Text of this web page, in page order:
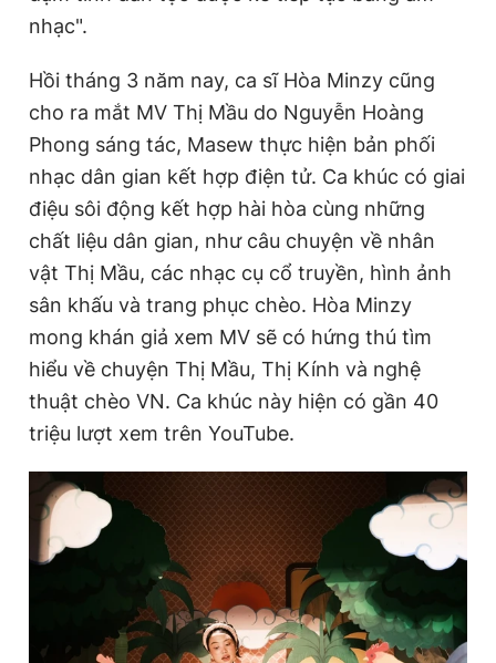
nhạc".
Hồi tháng 3 năm nay, ca sĩ Hòa Minzy cũng
cho ra mắt MV Thị Mầu do Nguyễn Hoàng
Phong sáng tác, Masew thực hiện bản phối
nhạc dân gian kết hợp điện tử. Ca khúc có giai
điệu sôi động kết hợp hài hòa cùng những
chất liệu dân gian, như câu chuyện về nhân
vật Thị Mầu, các nhạc cụ cổ truyền, hình ảnh
sân khấu và trang phục chèo. Hòa Minzy
mong khán giả xem MV sẽ có hứng thú tìm
hiểu về chuyện Thị Mầu, Thị Kính và nghệ
thuật chèo VN. Ca khúc này hiện có gần 40
triệu lượt xem trên YouTube.